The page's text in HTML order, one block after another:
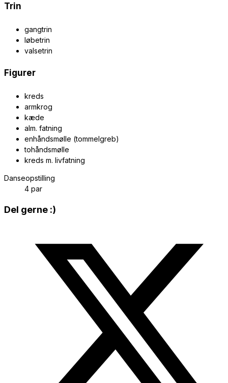
Trin
gangtrin
løbetrin
valsetrin
Figurer
kreds
armkrog
kæde
alm. fatning
enhåndsmølle (tommelgreb)
tohåndsmølle
kreds m. livfatning
Danseopstilling
4 par
Del gerne :)